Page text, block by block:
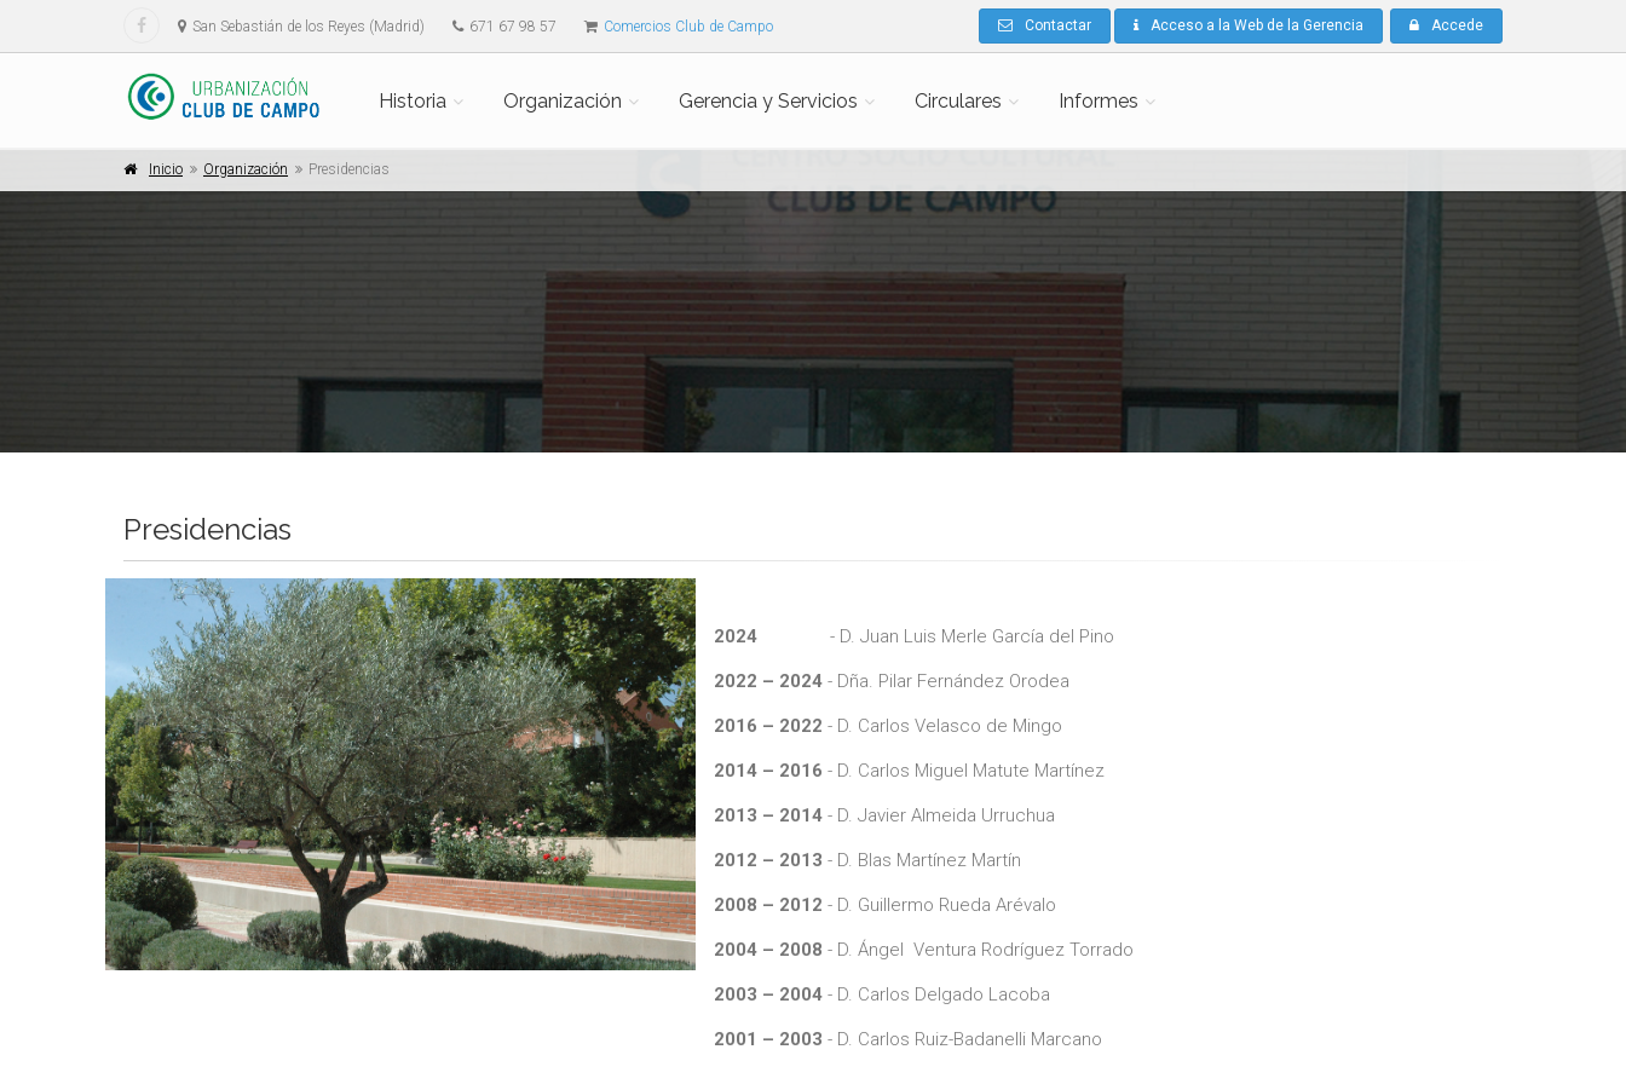
San Sebastián de los Reyes (Madrid) 671 67 98 57 Comercios Club de Campo Contactar Acceso a la Web de la Gerencia Accede
Historia Organización Gerencia y Servicios Circulares Informes
Inicio Organización Presidencias
Presidencias
2024 - D. Juan Luis Merle García del Pino
2022 – 2024- Dña. Pilar Fernández Orodea
2016 – 2022 - D. Carlos Velasco de Mingo
2014 – 2016 - D. Carlos Miguel Matute Martínez
2013 – 2014- D. Javier Almeida Urruchua
2012 – 2013 - D. Blas Martínez Martín
2008 – 2012 - D. Guillermo Rueda Arévalo
2004 – 2008 - D. Ángel Ventura Rodríguez Torrado
2003 – 2004- D. Carlos Delgado Lacoba
2001 – 2003 - D. Carlos Ruiz-Badanelli Marcano